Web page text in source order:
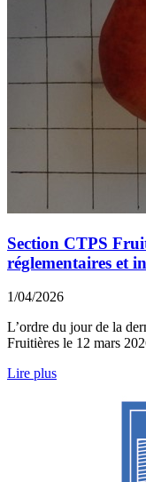
Section CTPS
réglementaires et
1/04/2026
L’ordre du jour de la
Fruitières le 12 mars
Lire plus